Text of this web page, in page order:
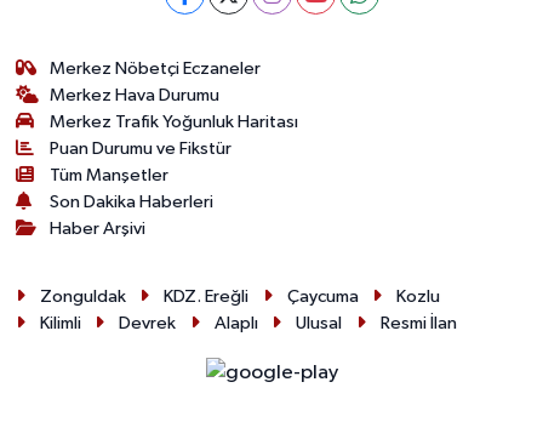
Merkez Nöbetçi Eczaneler
Merkez Hava Durumu
Merkez Trafik Yoğunluk Haritası
Puan Durumu ve Fikstür
Tüm Manşetler
Son Dakika Haberleri
Haber Arşivi
Zonguldak KDZ. Ereğli Çaycuma
Kozlu
Kilimli
Devrek Alaplı Ulusal Resmi İlan